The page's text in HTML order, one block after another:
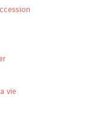
vie